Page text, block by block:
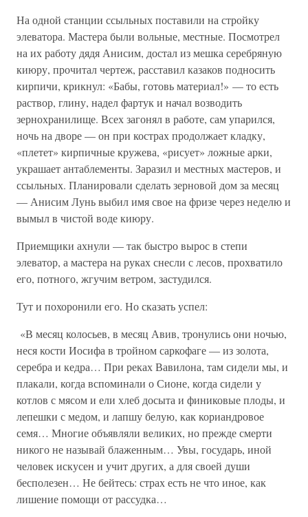
На одной станции ссыльных поставили на стройку
элеватора. Мастера были вольные, местные. Посмотрел
на их работу дядя Анисим, достал из мешка серебряную
киюру, прочитал чертеж, расставил казаков подносить
кирпичи, крикнул: «Бабы, готовь материал!» — то есть
раствор, глину, надел фартук и начал возводить
зернохранилище. Всех загонял в работе, сам упарился,
ночь на дворе — он при кострах продолжает кладку,
«плетет» кирпичные кружева, «рисует» ложные арки,
украшает антаблементы. Заразил и местных мастеров, и
ссыльных. Планировали сделать зерновой дом за месяц
— Анисим Лунь выбил имя свое на фризе через неделю и
вымыл в чистой воде киюру.
Приемщики ахнули — так быстро вырос в степи
элеватор, а мастера на руках снесли с лесов, прохватило
его, потного, жгучим ветром, застудился.
Тут и похоронили его. Но сказать успел:
«В месяц колосьев, в месяц Авив, тронулись они ночью,
неся кости Иосифа в тройном саркофаге — из золота,
серебра и кедра… При реках Вавилона, там сидели мы, и
плакали, когда вспоминали о Сионе, когда сидели у
котлов с мясом и ели хлеб досыта и финиковые плоды, и
лепешки с медом, и лапшу белую, как кориандровое
семя… Многие объявляли великих, но прежде смерти
никого не называй блаженным… Увы, государь, иной
человек искусен и учит других, а для своей души
бесполезен… Не бейтесь: страх есть не что иное, как
лишение помощи от рассудка…